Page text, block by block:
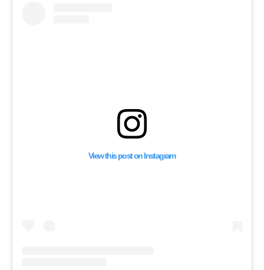
View this post on Instagram